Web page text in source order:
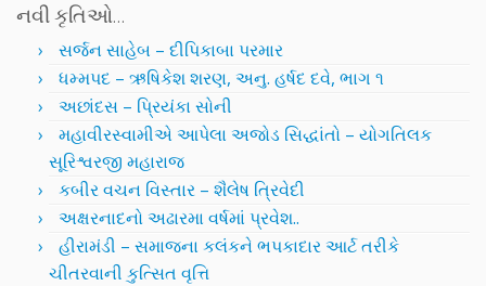
નવી કૃતિઓ…
સર્જન સાહેબ – દીપિકાબા પરમાર
ધમ્મપદ – ઋષિકેશ શરણ, અનુ. હર્ષદ દવે, ભાગ ૧
અછાંદસ – પ્રિયંકા સોની
મહાવીરસ્વામીએ આપેલા અજોડ સિદ્ધાંતો – યોગતિલક
સૂરિશ્વરજી મહારાજ
કબીર વચન વિસ્તાર – શૈલેષ ત્રિવેદી
અક્ષરનાદનો અઢારમા વર્ષમાં પ્રવેશ..
હીરામંડી – સમાજના કલંકને ભપકાદાર આર્ટ તરીકે
ચીતરવાની કુત્સિત વૃત્તિ